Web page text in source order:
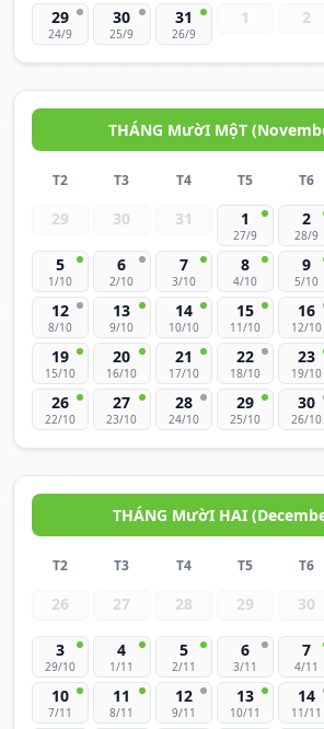
29
24/9
30
25/9
31
26/9
1 2
THÁNG MườI MộT
T2 T3 T4 T5 T6
29 30 31 1
27/9
2
28/9
5
1/10
6
2/10
7
3/10
8
4/10
9
5/10
12
8/10
13
9/10
14
10/10
15
11/10
16
12/10
19
15/10
20
16/10
21
17/10
22
18/10
23
19/10
26
22/10
27
23/10
28
24/10
29
25/10
30
26/10
THÁNG MườI HAI
T2 T3 T4 T5 T6
26 27 28 29 30
3
29/10
4
1/11
5
2/11
6
3/11
7
4/11
10
7/11
11
8/11
12
9/11
13
10/11
14
11/11